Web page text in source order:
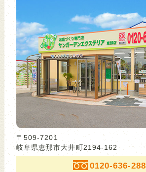
〒509-7201
岐阜県恵那市大井町2194-162
0120-636-288